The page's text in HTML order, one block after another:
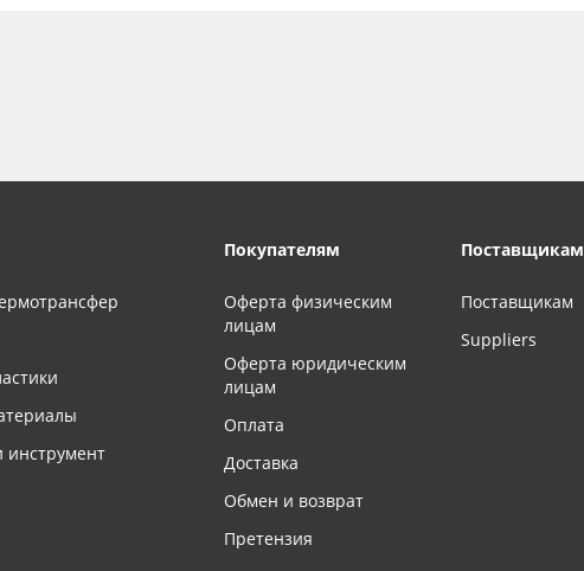
инструмент
Покупателям
Оферта физическим
лицам
Оферта юридическим
лицам
Оплата
Доставка
Обмен и возврат
Претензия
Поставщикам
Поставщикам
Suppliers